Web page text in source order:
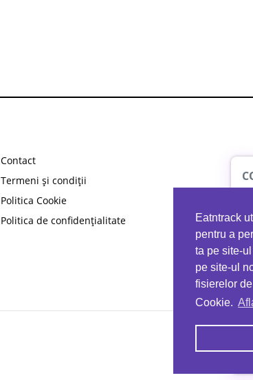
Eatntrack
pentru a
ta pe site-
pe site-ul
fisierelor
Cookie.
Contact
Termeni și condiții
Politica Cookie
Politica de confidențialitate
PROTO41
reducere la orice comandă
EATNTRACK